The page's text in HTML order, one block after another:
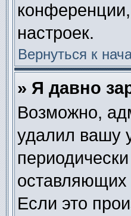
настроек.
Вернуться к
» Я давно
Возможно,
удалил вашу
Если это